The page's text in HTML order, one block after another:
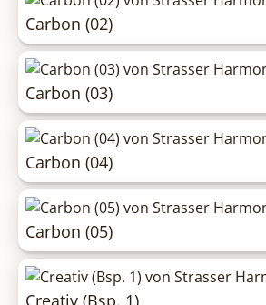
Carbon (02)
Carbon (03)
Carbon (04)
Carbon (05)